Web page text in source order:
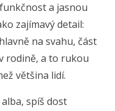
a jasnou
zajímavý detail:
na svahu, část
rodině, a to rukou
většina lidí.
spíš dost